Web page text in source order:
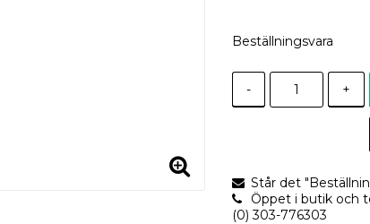
Beställningsvara
- +
Står det
Öppet i butik och
(0) 303-776303